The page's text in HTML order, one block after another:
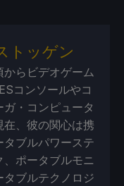
トッゲン
らビデオゲーム
コンソールやコ
・コンピュータ
在、彼の関心は携
ブルパワーステ
ポータブルモニ
タブルテクノロジ